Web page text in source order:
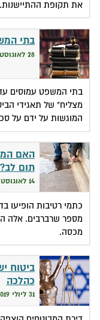
את תקופת
בתי
28 לאוגוסט 2022
בתי המשפט עמוסים
מצליח" של תאגידי
המוגשות על ידם על
האם
תום לב?
14 לאוגוסט 2022
כתמי רטיבות הופיעו
מספר שרברבים. אלה
מכסה.
ביטוח
כהלכה
31 ליולי 2019